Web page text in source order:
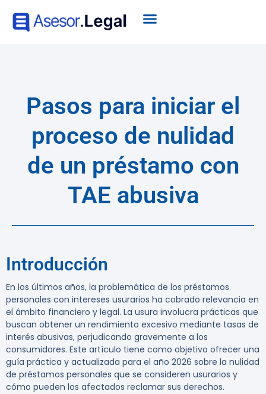
Pasos para iniciar el
proceso de nulidad
de un préstamo con
TAE abusiva
Introducción
En los últimos años, la problemática de los préstamos
personales con intereses usurarios ha cobrado relevancia en
el ámbito financiero y legal. La usura involucra prácticas que
buscan obtener un rendimiento excesivo mediante tasas de
interés abusivas, perjudicando gravemente a los
consumidores. Este artículo tiene como objetivo ofrecer una
guía práctica y actualizada para el año 2026 sobre la nulidad
de préstamos personales que se consideren usurarios y
cómo pueden los afectados reclamar sus derechos.